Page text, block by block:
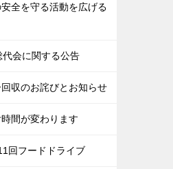
全を守る活動を広げる
会に関する公告
収のお詫びとお知らせ
間が変わります
回フードドライブ